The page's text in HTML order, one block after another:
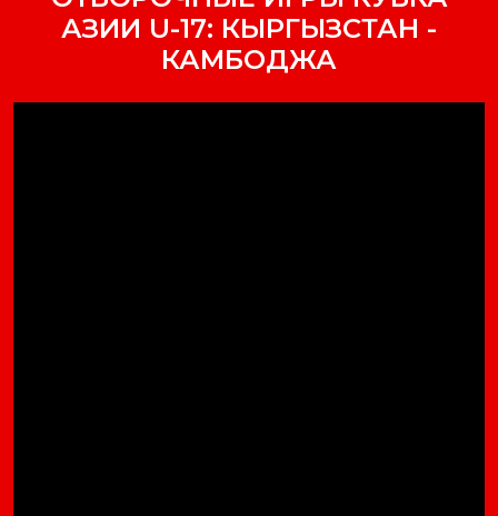
АЗИИ U-17: КЫРГЫЗСТАН -
КАМБОДЖА